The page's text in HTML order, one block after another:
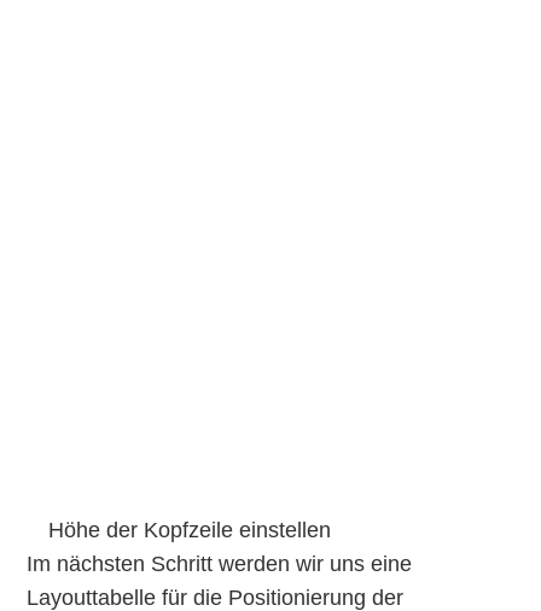
Höhe der Kopfzeile einstellen
Im nächsten Schritt werden wir uns eine
Layouttabelle für die Positionierung der